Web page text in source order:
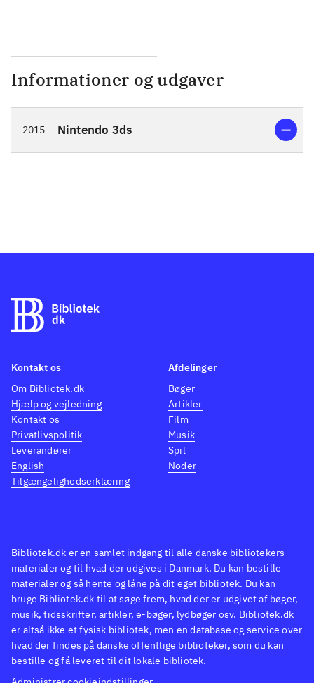
Informationer og udgaver
2015 Nintendo 3ds
Bibliotek.dk er en samlet indgang til alle danske bibliotekers
materialer og til hvad der udgives i Danmark. Du kan bestille
materialer og så hente og låne på dit eget bibliotek. Du kan
bruge Bibliotek.dk til at søge frem, hvad der er udgivet af bøger,
musik, tidsskrifter, artikler, e-bøger, lydbøger osv. Bibliotek.dk
er altså ikke et fysisk bibliotek, men en database og service over
hvad der findes på danske offentlige biblioteker, som du kan
bestille og få leveret til dit lokale bibliotek.
Kontakt os
Om Bibliotek.dk
Hjælp og vejledning
Kontakt os
Privatlivspolitik
Leverandører
English
Tilgængelighedserklæring
Afdelinger
Bøger
Artikler
Film
Musik
Spil
Noder